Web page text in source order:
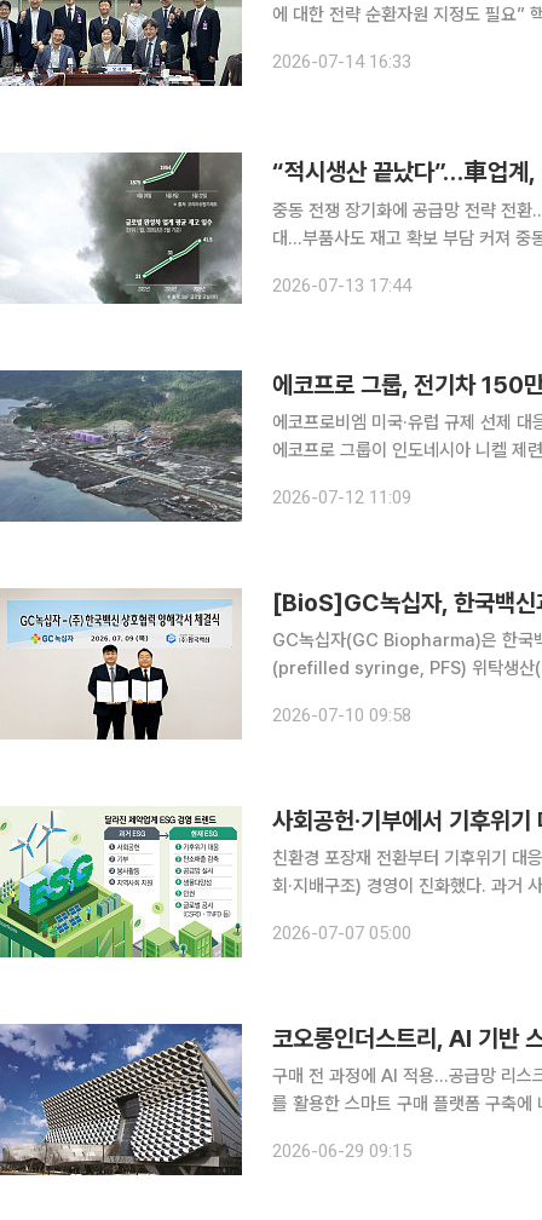
에 대한 전략 순환자원 지정도 필요” 핵심광물 공급망 불안이 심화하는 가운데 해외 수입 의존도를
전문가들은 기술 개발뿐 아니라 안정
2026-07-14 16:33
중동 전쟁 장기화에 공급망 전략 전환
대…부품사도 재고 확보 부담 커져 중동 전쟁 장기화와 홍해·호르무즈 해협 지정학적 리스크가 상시
‘적시생산(JIT·Just In Time)’ 대신
2026-07-13 17:44
에코프로 그룹, 전기차 150
에코프로비엠 미국·유럽 규제 선제
에코프로 그룹이 인도네시아 니켈 제
수준으로 에코프로 그룹의 니켈 투자
2026-07-12 11:09
[BioS]GC녹십자, 한국백
GC녹십자(GC Biopharma)은 한국
(prefilled syringe, PFS) 위탁생산
통해 자사의 독감백신 '지씨플루
2026-07-10 09:58
사회공헌·기부에서 기후위
친환경 포장재 전환부터 기후위기 대
회·지배구조) 경영이 진화했다. 과거
지가 국내 주요 제약바이오 기업들이
2026-07-07 05:00
코오롱인더스트리, AI 기반
구매 전 과정에 AI 적용…공급망 리스크 대응 강
를 활용한 스마트 구매 플랫폼 구축
다고 29일 밝혔다. 회사는 이번 시스
2026-06-29 09:15